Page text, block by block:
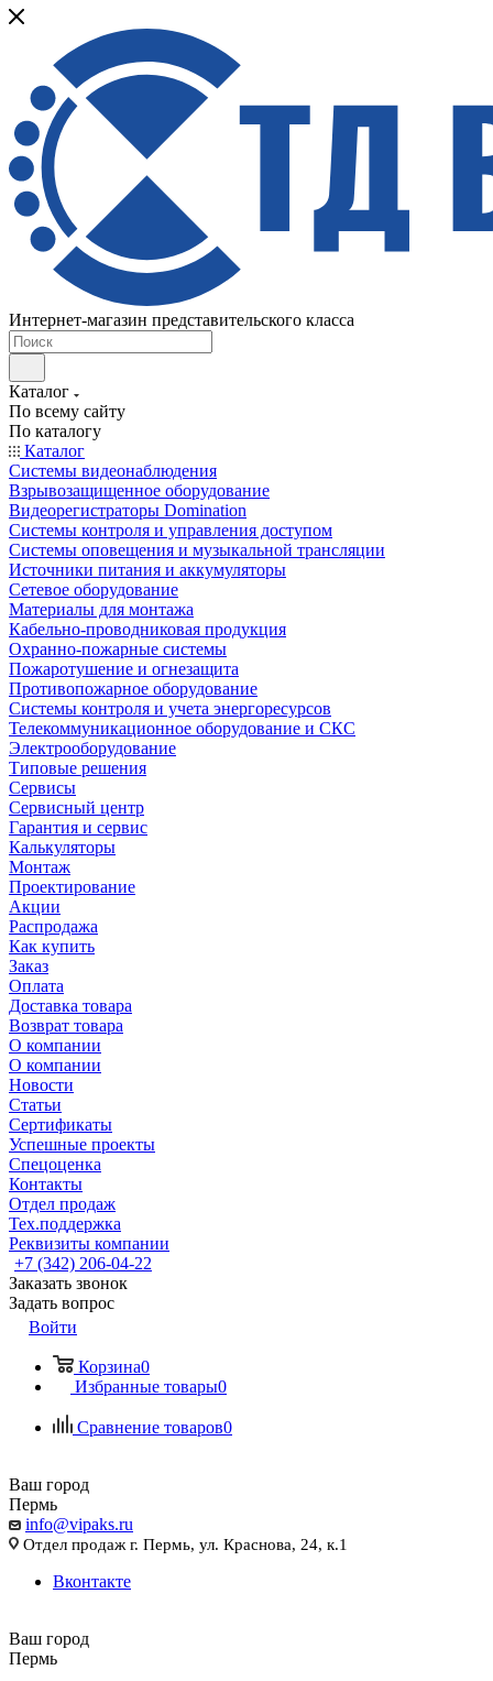
Интернет-магазин представительского класса
Каталог
По всему сайту
По каталогу
Каталог
Системы видеонаблюдения
Взрывозащищенное оборудование
Видеорегистраторы Domination
Системы контроля и управления доступом
Системы оповещения и музыкальной трансляции
Источники питания и аккумуляторы
Сетевое оборудование
Материалы для монтажа
Кабельно-проводниковая продукция
Охранно-пожарные системы
Пожаротушение и огнезащита
Противопожарное оборудование
Системы контроля и учета энергоресурсов
Телекоммуникационное оборудование и СКС
Электрооборудование
Типовые решения
Сервисы
Сервисный центр
Гарантия и сервис
Калькуляторы
Монтаж
Проектирование
Акции
Распродажа
Как купить
Заказ
Оплата
Доставка товара
Возврат товара
О компании
О компании
Новости
Статьи
Сертификаты
Успешные проекты
Спецоценка
Контакты
Отдел продаж
Тех.поддержка
Реквизиты компании
+7 (342) 206-04-22
Заказать звонок
Задать вопрос
Войти
Корзина0
Избранные товары0
Сравнение товаров0
Ваш город
Пермь
info@vipaks.ru
Отдел продаж г. Пермь, ул. Краснова, 24, к.1
Вконтакте
Ваш город
Пермь